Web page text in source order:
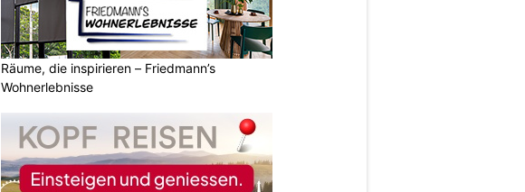
Räume, die inspirieren – Friedmann’s
Wohnerlebnisse